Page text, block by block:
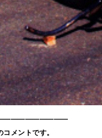
メントです。